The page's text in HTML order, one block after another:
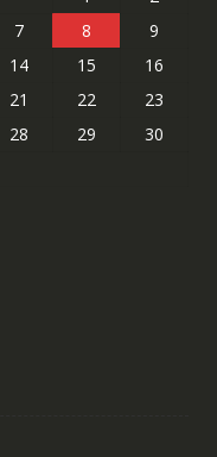
7 8
9
14 15
16
21 22
23
28 29
30